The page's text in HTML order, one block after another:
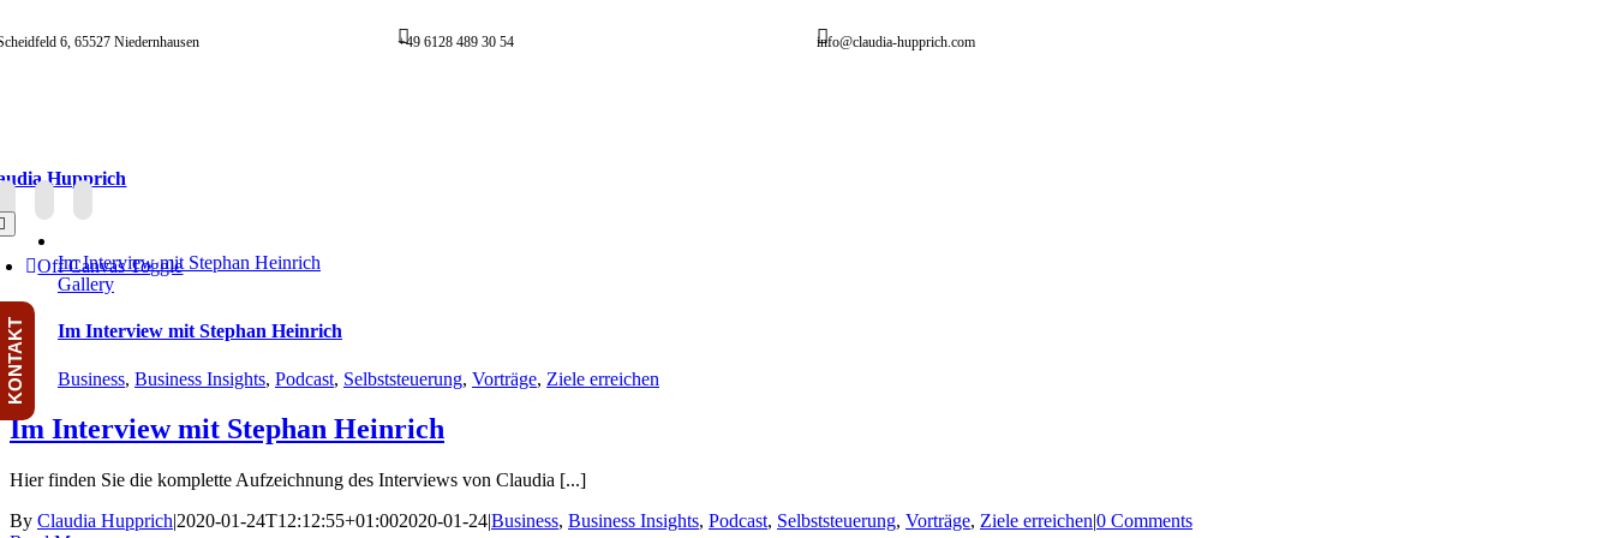
to
6, 65527 Niedernhausen +49 6128 489 30 54 info@claudia-hupprich.com
Hupprich
Off Canvas Toggle
Im Interview mit Stephan Heinrich
Gallery
Im Interview mit Stephan Heinrich
Business, Business Insights, Podcast, Selbststeuerung, Vorträge, Ziele erreichen
Im Interview mit Stephan Heinrich
Hier finden Sie die komplette Aufzeichnung des Interviews von Claudia [...]
By Claudia Hupprich|2020-01-24T12:12:55+01:002020-01-24|Business, Business Insights, Podcast, Selbststeuerung, Vorträge, Ziele erreichen|0 Comments
KONTAKT